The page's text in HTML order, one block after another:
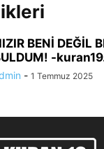
BENİ DEĞİL
-
- 1 Temmuz 2025